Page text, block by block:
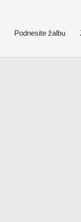
Podnesite žalbu